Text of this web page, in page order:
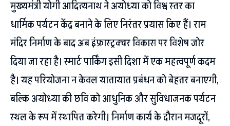
मुख्यमंत्री योगी आदित्यनाथ ने अयोध्या को विश्व स्तर का
धार्मिक पर्यटन केंद्र बनाने के लिए निरंतर प्रयास किए हैं। राम
मंदिर निर्माण के बाद अब इंफ्रास्ट्रक्चर विकास पर विशेष जोर
दिया जा रहा है। स्मार्ट पार्किंग इसी दिशा में एक महत्वपूर्ण कदम
है। यह परियोजना न केवल यातायात प्रबंधन को बेहतर बनाएगी,
बल्कि अयोध्या की छवि को आधुनिक और सुविधाजनक पर्यटन
स्थल के रूप में स्थापित करेगी। निर्माण कार्य के दौरान मजदूरों,